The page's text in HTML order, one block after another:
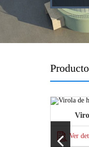
Ver